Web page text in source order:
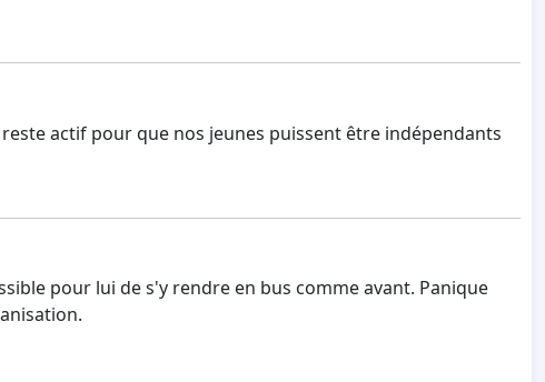
actif pour que nos jeunes puissent être indépendants
pour lui de s'y rendre en bus comme avant. Panique